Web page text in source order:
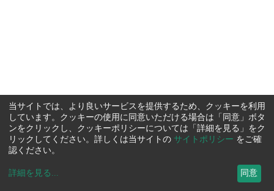
当サイトでは、より良いサービスを提供するため、クッキーを利用
しています。クッキーの使用に同意いただける場合は「同意」ボタ
ンをクリックし、クッキーポリシーについては「詳細を見る」をク
リックしてください。詳しくは当サイトの サイトポリシー をご確
認ください。
詳細を見る ... 同意